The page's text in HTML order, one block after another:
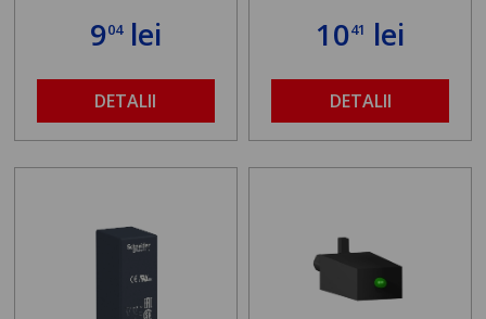
904lei
DETALII
1041 lei
DETALII